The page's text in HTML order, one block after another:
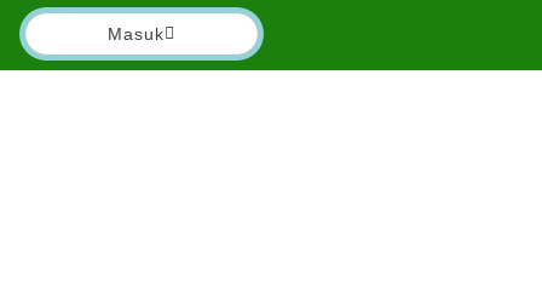
Masuk